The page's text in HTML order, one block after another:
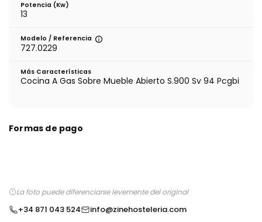
Potencia (Kw)
13
Modelo / Referencia
727.0229
Más Características
Cocina A Gas Sobre Mueble Abierto S.900 Sv 94 Pcgbi
Formas de pago
La foto puede diferenciarse levemente del original
+34 871 043 524 info@zinehosteleria.com